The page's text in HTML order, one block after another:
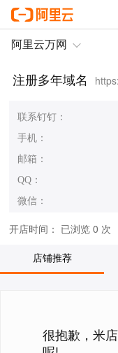
注册多年域名
联系钉钉：
手机：
邮箱：
QQ：
微信：
开店时间： 已浏览 0 次
店铺推荐
很抱歉，米